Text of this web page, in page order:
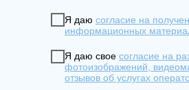
Я даю согласие на
информационных
Я даю свое согласие на
фотоизображений,
отзывов об услугах